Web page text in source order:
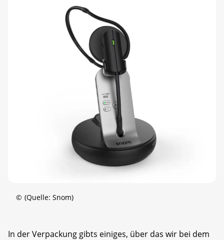
© (Quelle: Snom)
In der Verpackung gibts einiges, über das wir bei dem